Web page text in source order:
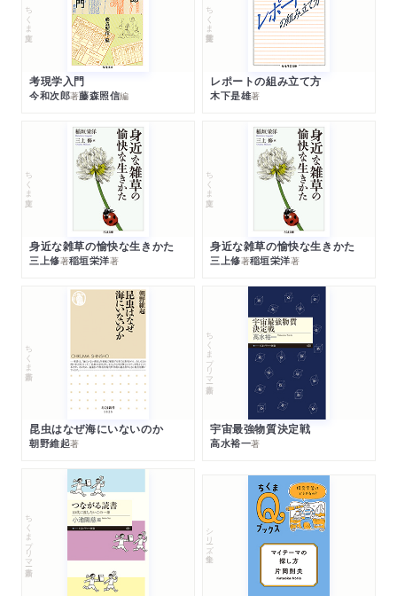
ちくま文庫
考現学入門
今和次郎著藤森照信編
ちくま学芸文庫
レポートの組み立て方
木下是雄著
ちくま文庫
身近な雑草の愉快な生きかた
三上修著稲垣栄洋著
ちくま文庫
身近な雑草の愉快な生きかた
三上修著稲垣栄洋著
ちくま新書
昆虫はなぜ海にいないのか
朝野維起著
ちくまプリマー新書
宇宙最強物質決定戦
高水裕一著
ちくまプリマー新書 シリーズ・全集